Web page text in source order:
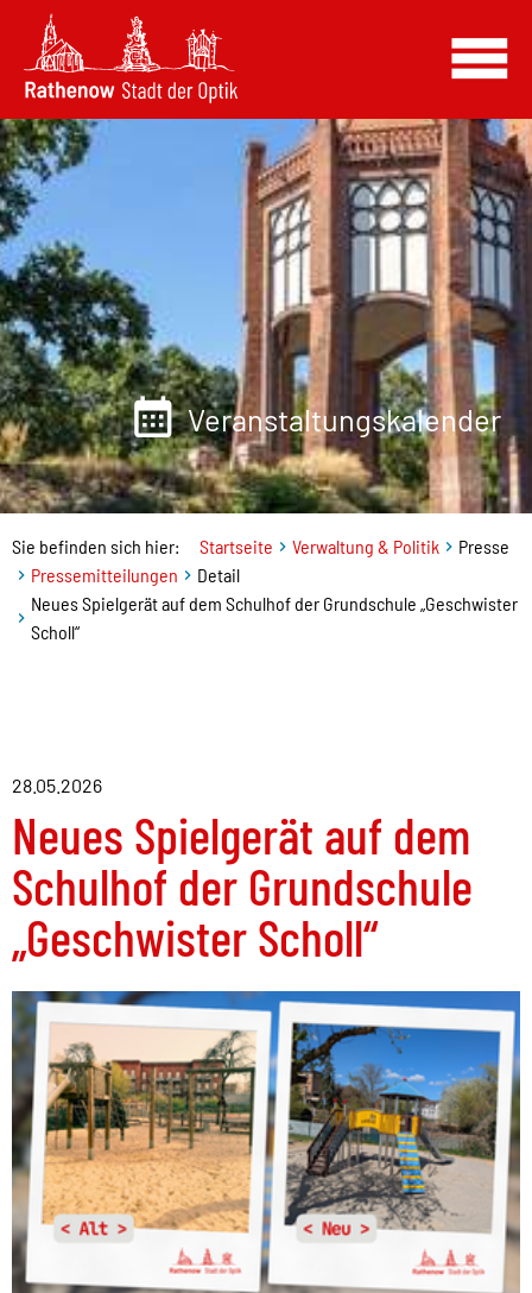
Veranstaltungskalender
Sie befinden sich hier: Startseite Verwaltung & Politik
Presse
Pressemitteilungen
Detail
Neues Spielgerät auf dem Schulhof der Grundschule „Geschwister
Scholl“
28.05.2026
Neues Spielgerät auf dem
Schulhof der Grundschule
„Geschwister Scholl“